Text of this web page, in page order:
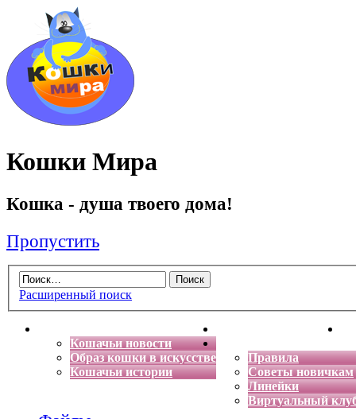
Кошки Мира
Кошка - душа твоего дома!
Пропустить
Расширенный поиск
Кошачьи новости
Образ кошки в искусстве
Кошачьи истории
Энциклопедия кошек
Правила
Советы новичкам
Линейки
Виртуальный